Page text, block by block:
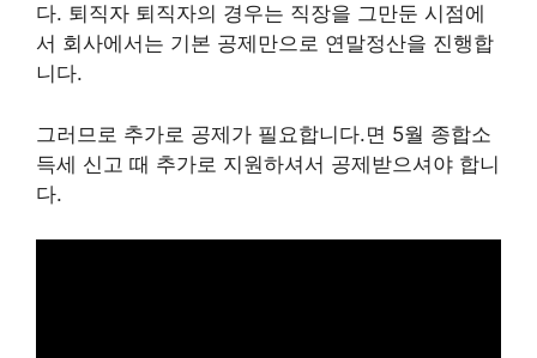
다. 퇴직자 퇴직자의 경우는 직장을 그만둔 시점에
서 회사에서는 기본 공제만으로 연말정산을 진행합
니다.
그러므로 추가로 공제가 필요합니다.면 5월 종합소
득세 신고 때 추가로 지원하셔서 공제받으셔야 합니
다.